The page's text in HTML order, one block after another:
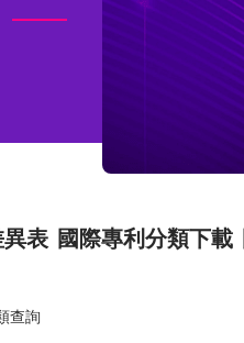
異表 國際專利分類下載
查詢